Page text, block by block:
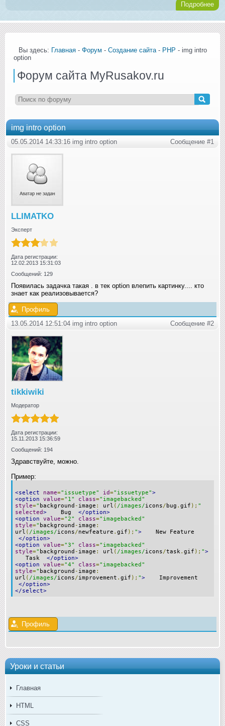
Подробнее
Уроки и статьи
Главная
HTML
CSS
Вы здесь: Главная - Форум - Создание сайта- PHP - img intro
option
Форум сайта MyRusakov.ru
img intro option
05.05.2014 14:33:16 img intro option Сообщение #1
LLIMATKO
Эксперт
Дата регистрации:
12.02.2013 15:31:03
Сообщений: 129
Появилась задачка такая . в тек option влепить картинку.... кто
знает как реализовывается?
Профиль
13.05.2014 12:51:04 img intro option
Сообщение #2
tikkiwiki
Модератор
Дата регистрации:
15.11.2013 15:36:59
Сообщений: 194
Здравствуйте, можно.
Пример:
<select name="issuetype" id="issuetype">
<option
value="1" class="imagebacked"
style=" background - image : url ( /images/icons/ bug . gif ); "
selected> Bug </option>
<option
value="2" class="imagebacked"
style=" background - image :
url ( /images/icons/newfeature . gif ); "> New Feature
</option>
<option
value="3" class="imagebacked"
style=" background - image : url ( /images/icons/task. gif ); ">
Task </option>
<option
value="4" class="imagebacked"
style=" background - image :
url ( /images/icons/improvement . gif ); "> Improvement
</option>
</select>
Профиль